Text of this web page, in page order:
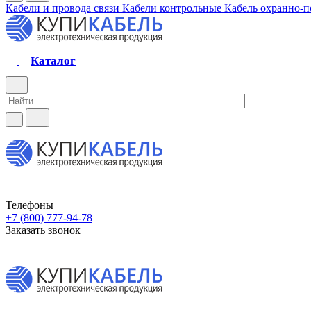
Кабели и провода связи Кабели контрольные Кабель охранно-
Каталог
Телефоны
+7 (800) 777-94-78
Заказать звонок